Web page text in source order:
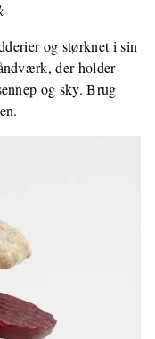
og størknet i sin
der holder
og sky. Brug